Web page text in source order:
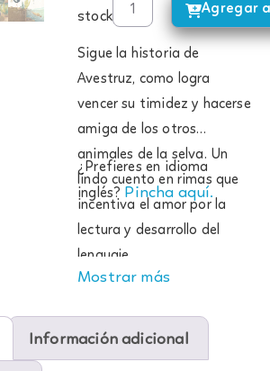
stock
Agregar
Sigue la historia de
Avestruz, como logra
vencer su timidez y hacerse
amiga de los otros
animales de la selva. Un
lindo cuento en rimas que
incentiva el amor por la
lectura y desarrollo del
lenguaje.
¿Prefieres en idioma
inglés? Pincha aquí.
Mostrar más
Información adicional